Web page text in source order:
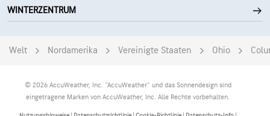
WINTERZENTRUM
Welt Nordamerika Vereinigte Staaten Ohio
© 2026 AccuWeather, Inc. "AccuWeather" und das Sonnendesign sind
eingetragene Marken von AccuWeather, Inc. Alle Rechte vorbehalten.